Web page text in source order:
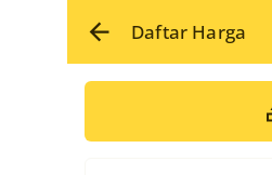
Daftar Harga